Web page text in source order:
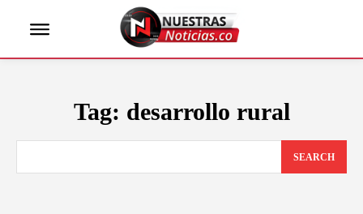
Tag: desarrollo rural
SEARCH